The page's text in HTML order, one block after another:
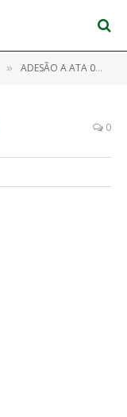
» ADESÃO A ATA 002/2022 (ADESÃO A ATA DE REGISTRO DE PREÇOS Nº 20220354, ORIUNDA DO PREGÃO PRESENCIAL SRP Nº 9/2022-033PMRP, GERENCIADA PELA PREFEITURA MUNICIPAL DE RONDON DO PARÁ, OBJETIVANDO A AQUISIÇÃO DE VEÍCULOS AUTOMOTORES TIPO PICK-UP, CABINE CUPLA, 4X4, PARA ATENDIMENTO DA SECRETARIA MUNICIPAL DE EDUCAÇÃO DE MOJU/PA)
0